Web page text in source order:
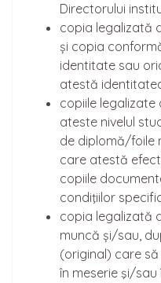
Directorului
copia legalizată
și copia
identitate sau
atestă
copiile
ateste nivelul
de diplomă/foile
care atestă
copiile
condiţiilor
copia legalizată
muncă și/sau,
(original) care
în meserie şi/